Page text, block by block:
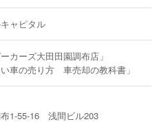
ャピタル
カーズ大田田園調布店」
車の売り方 車売却の教科書」
1-55-16 浅間ビル203